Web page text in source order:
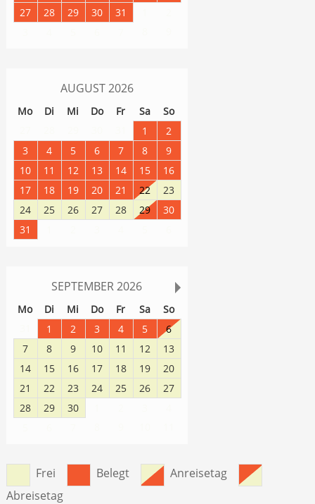
27
28 29 30 31
AUGUST2026
Mo Di Mi Do Fr Sa
So
1
2
3
4 5 6 7 8
9
10
11 12 13 14 15
16
17
18 19 20 21 22
23
24
25 26 27 28 29
30
31
SEPTEMBER 2026
Mo Di Mi Do Fr Sa
So
1 2 3 4 5
6
7
8 9 10 11 12
13
14
15 16 17 18 19
20
21
22 23 24 25 26
27
28
29 30
Frei Belegt
Anreisetag
Abreisetag